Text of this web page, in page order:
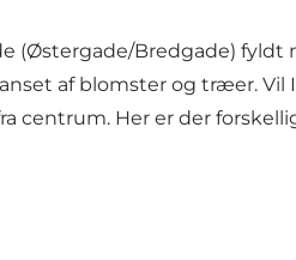
(Østergade/Bredgade)
af blomster og træer.
centrum. Her er der